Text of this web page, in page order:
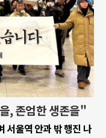
, 존엄한 생존을"
서울역 안과 밖 행진 나